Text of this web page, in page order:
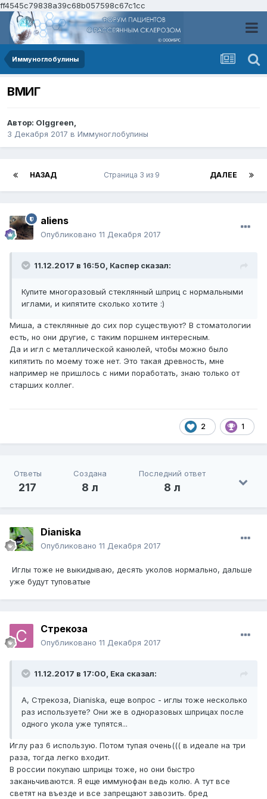
ff4545c79838a39c68b057598c67c1cc
Иммуноглобулины
ВМИГ
Автор: Olggreen,
3 Декабря 2017 в Иммуноглобулины
НАЗАД ДАЛЕЕ
Страница 3 из 9
aliens
Опубликовано 11 Декабря 2017
11.12.2017 в 16:50, Каспер сказал:
Купите многоразовый стеклянный шприц с нормальными
иглами, и кипятите сколько хотите :)
Миша, а стеклянные до сих пор существуют? В стоматологии
есть, но они другие, с таким поршнем интересным.
Да и игл с металлической канюлей, чтобы можно было
кипятить по моему тоже нет. Это такая древность, мне
например не пришлось с ними поработать, знаю только от
старших коллег.
2 1
Ответы
217
Создана
8 л
Последний ответ
8 л
Dianiska
Опубликовано 11 Декабря 2017
Иглы тоже не выкидываю, десять уколов нормально, дальше
уже будут туповатые
Стрекоза
Опубликовано 11 Декабря 2017
11.12.2017 в 17:00, Ека сказал:
А, Стрекоза, Dianiska, еще вопрос - иглы тоже несколько
раз используете? Они же в одноразовых шприцах после
одного укола уже тупятся...
Иглу раз 6 использую. Потом тупая очень((( в идеале на три
раза, тогда легко входит.
В россии покупаю шприцы тоже, но они быстро
заканьчиваются. Я еще иммунофан ведь колю. А тут все
светят на въезде и все запрещают завозить. бред